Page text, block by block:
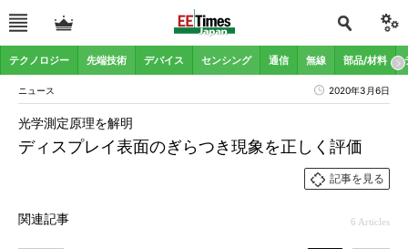
テクノロジー 先端技術 デバイス センシング 通信 無線 部品/材料
ニュース 2020年3月6日
ディスプレイ表面のぎらつき現象を正しく評価
光学測定原理を解明
記事を見る
関連記事 6 Articles